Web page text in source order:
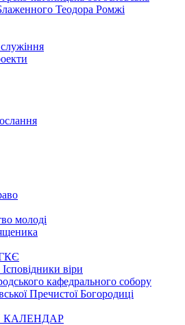
Теодора Ромжі
молоді
віри
кафедрального собору
Пречистої Богородиці
КАЛЕНДАР